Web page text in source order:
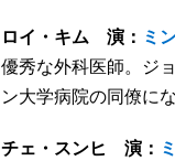
ロイ・キム 演： ミ
優秀な外科医師。ジ
ン大学病院の同僚にな
チェ・スンヒ 演：